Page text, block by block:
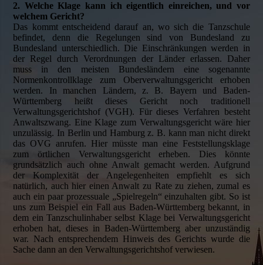
2. Welche Klage kann ich eigentlich einreichen, und vor
welchem Gericht?
Das kommt entscheidend darauf an, wo sich die Tanzschule
befindet, denn die Regelungen sind von Bundesland zu
Bundesland unterschiedlich. Die Einschränkungen werden in
der Regel durch Verordnungen der Länder erlassen. Daher
muss in den meisten Bundesländern eine sogenannte
Normenkontrollklage zum Oberverwaltungsgericht erhoben
werden. In manchen Ländern, z. B. Bayern und Baden-
Württemberg heißt dieses Gericht noch traditionell
Verwaltungsgerichtshof (VGH). Für dieses Verfahren besteht
Anwaltszwang. Eine Klage zum Verwaltungsgericht wäre hier
unzulässig. In Berlin und Hamburg z. B. kann man nicht direkt
das OVG anrufen. Hier müsste man eine Feststellungsklage
zum örtlichen Verwaltungsgericht erheben. Dies könnte
grundsätzlich auch ohne Anwalt gemacht werden. Aufgrund
der Komplexität der Angelegenheiten empfiehlt es sich
natürlich, auch hier einen Anwalt zu Rate zu ziehen, zumal es
auch ein paar prozessuale „Spielregeln“ einzuhalten gibt. So ist
uns zum Beispiel ein Fall aus Baden-Württemberg bekannt, in
dem ein Tanzschulinhaber selbst Klage bei Verwaltungsgericht
erhoben hat, dieses in Baden-Württemberg aber unzuständig
war. Nach entsprechendem Hinweis des Gerichts wurde die
Sache dann an den Verwaltungsgerichtshof verwiesen.